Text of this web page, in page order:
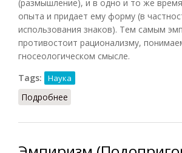
(размышление), и в одно и то же
опыта и придает ему форму (в
использования знаков). Тем самым
противостоит рационализму,
гносеологическом смысле.
Tags:
Наука
Подробнее